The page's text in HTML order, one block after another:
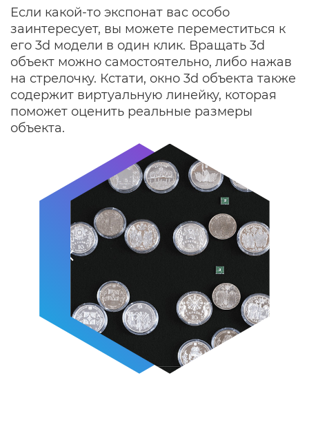
Если какой-то экспонат вас особо
заинтересует, вы можете переместиться к
его 3d модели в один клик. Вращать 3d
объект можно самостоятельно, либо нажав
на стрелочку. Кстати, окно 3d объекта также
содержит виртуальную линейку, которая
поможет оценить реальные размеры
объекта.